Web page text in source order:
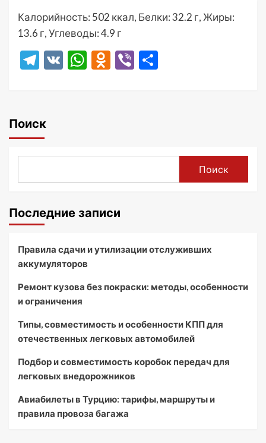
Калорийность: 502 ккал, Белки: 32.2 г, Жиры:
13.6 г, Углеводы: 4.9 г
Telegram
VK WhatsApp
Odnoklassniki
Viber
Поиск
Поиск
Последние записи
Правила сдачи и утилизации отслуживших
аккумуляторов
Ремонт кузова без покраски: методы, особенности
и ограничения
Типы, совместимость и особенности КПП для
отечественных легковых автомобилей
Подбор и совместимость коробок передач для
легковых внедорожников
Авиабилеты в Турцию: тарифы, маршруты и
правила провоза багажа